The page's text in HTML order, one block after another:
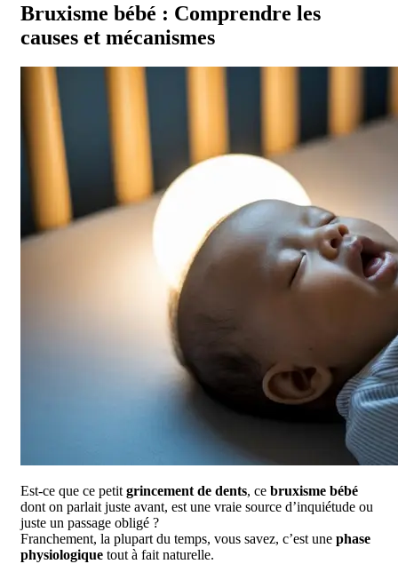
Bruxisme bébé : Comprendre les
causes et mécanismes
Est-ce que ce petitgrincement de dents, ce bruxisme bébé
dont on parlait juste avant, est une vraie source d’inquiétude ou
juste un passage obligé ?
Franchement, la plupart du temps, vous savez, c’est une phase
physiologique tout à fait naturelle.